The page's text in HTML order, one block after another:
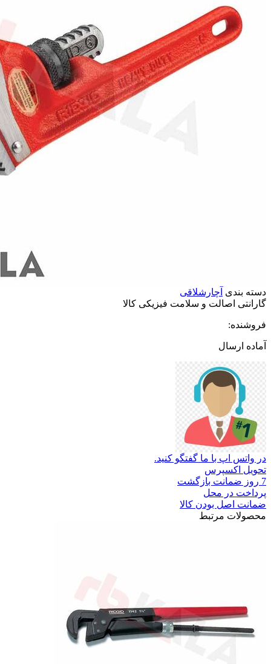
دسته بندی آچارشلاقی
گارانتی اصالت و سلامت فیزیکی کالا
فروشنده:
آماده ارسال
در واتس اپ با ما گفتگو کنید.
تحویل اکسپرس
7 روز ضمانت بازگشت
پرداخت در محل
ضمانت اصل بودن کالا
محصولات مرتبط